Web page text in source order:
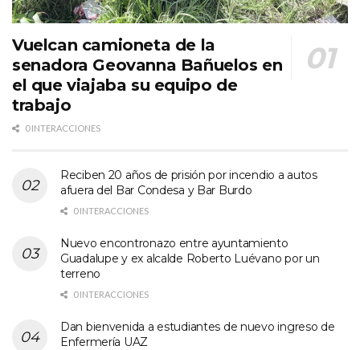
Vuelcan camioneta de la
senadora Geovanna Bañuelos en
el que viajaba su equipo de
trabajo
0 INTERACCIONES
Reciben 20 años de prisión por incendio a autos
afuera del Bar Condesa y Bar Burdo
0 INTERACCIONES
Nuevo encontronazo entre ayuntamiento
Guadalupe y ex alcalde Roberto Luévano por un
terreno
0 INTERACCIONES
Dan bienvenida a estudiantes de nuevo ingreso de
Enfermería UAZ